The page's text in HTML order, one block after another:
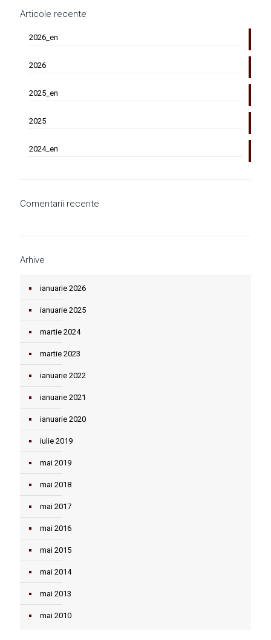
Articole recente
2026_en
2026
2025_en
2025
2024_en
Comentarii recente
Arhive
ianuarie 2026
ianuarie 2025
martie 2024
martie 2023
ianuarie 2022
ianuarie 2021
ianuarie 2020
iulie 2019
mai 2019
mai 2018
mai 2017
mai 2016
mai 2015
mai 2014
mai 2013
mai 2010